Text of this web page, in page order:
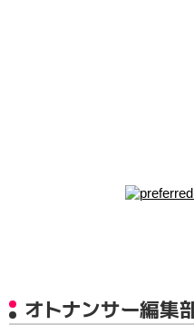
オトナンサー編集